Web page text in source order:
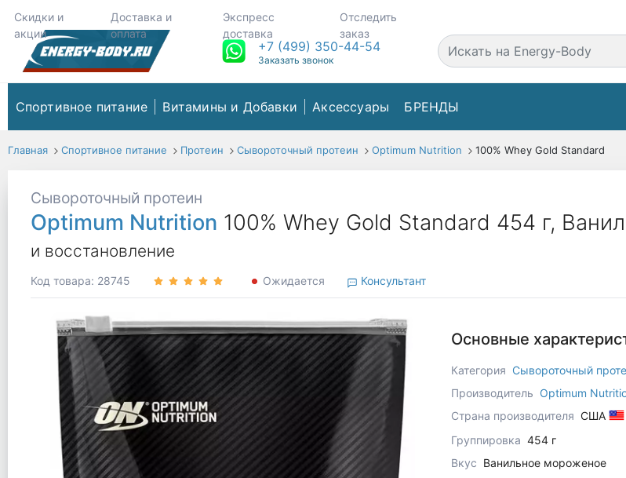
Скидки и
акции
Доставка и
оплата
Экспресс
доставка
Отследить
заказ
+7 (499) 350-44-54
Заказать звонок
Спортивное питание Витамины и Добавки Аксессуары БРЕНДЫ
Главная Спортивное питание Протеин Сывороточный протеин Optimum Nutrition 100% Whey Gold Standard
Сывороточный протеин
Optimum Nutrition 100% Whey Gold Standard 454 г,
и восстановление
Код товара: 28745 Ожидается Консультант
Основные
Категория Сывороточный
Производитель Optimum
Страна производителя США
Группировка 454 г
Вкус Ванильное мороженое